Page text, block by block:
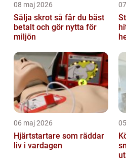
08 maj 2026
Sälja skrot så får du bäst
betalt och gör nytta för
miljön
06 maj 2026
Hjärtstartare som räddar
liv i vardagen